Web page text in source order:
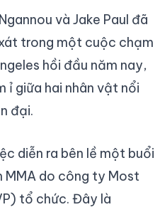
và Jake Paul đã
trong một cuộc chạm
hồi đầu năm nay,
ỉ giữa hai nhân vật nổi
đại.
diễn ra bên lề một buổi
MMA do công ty Most
tổ chức. Đây là